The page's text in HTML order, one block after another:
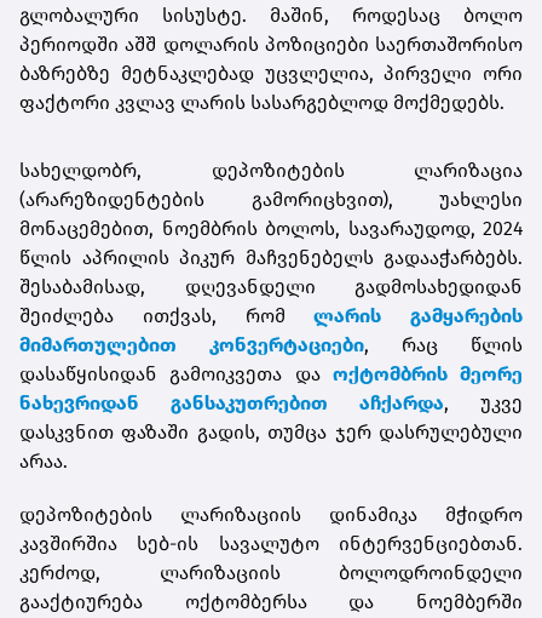
გლობალური სისუსტე. მაშინ, როდესაც ბოლო
პერიოდში აშშ დოლარის პოზიციები საერთაშორისო
ბაზრებზე მეტნაკლებად უცვლელია, პირველი ორი
ფაქტორი კვლავ ლარის სასარგებლოდ მოქმედებს.
სახელდობრ, დეპოზიტების ლარიზაცია
(არარეზიდენტების გამორიცხვით), უახლესი
მონაცემებით, ნოემბრის ბოლოს, სავარაუდოდ, 2024
წლის აპრილის პიკურ მაჩვენებელს გადააჭარბებს.
შესაბამისად, დღევანდელი გადმოსახედიდან
შეიძლება ითქვას, რომ
ლარის გამყარების
მიმართულებით კონვერტაციები, რაც წლის
დასაწყისიდან გამოიკვეთა და ოქტომბრის მეორე
ნახევრიდან განსაკუთრებით აჩქარდა, უკვე
დასკვნით ფაზაში გადის, თუმცა ჯერ დასრულებული
არაა.
დეპოზიტების ლარიზაციის დინამიკა მჭიდრო
კავშირშია სებ-ის სავალუტო ინტერვენციებთან.
კერძოდ, ლარიზაციის ბოლოდროინდელი
გააქტიურება ოქტომბერსა და ნოემბერში